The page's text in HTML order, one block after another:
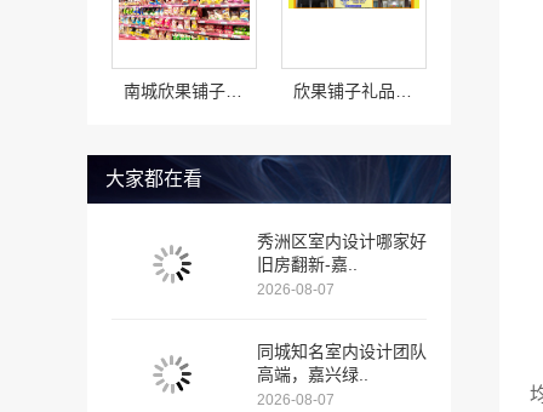
大家都在看
秀洲区室内设计哪家好
旧房翻新-嘉..
2026-08-07
同城知名室内设计团队
高端，嘉兴绿..
2026-08-07